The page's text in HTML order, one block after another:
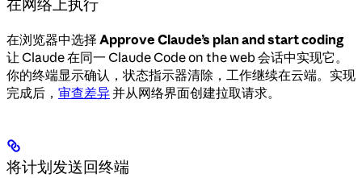
在网络上执行
在浏览器中选择 Approve Claude’s plan and start coding
让 Claude 在同一 Claude Code on the web 会话中实现它。
你的终端显示确认，状态指示器清除，工作继续在云端。实现
完成后， 审查差异并从网络界面创建拉取请求。
将计划发送回终端